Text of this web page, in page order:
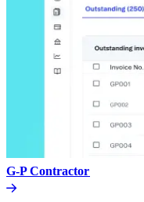
G-P Contractor​​